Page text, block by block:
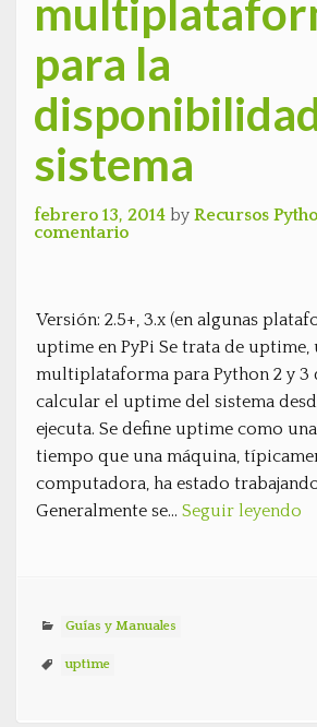
para la
sistema
febrero 13, 2014 by Recursos
comentario
Versión: 2.5+, 3.x (en algunas
uptime en PyPi Se trata de uptime,
multiplataforma para Python 2 y 3
calcular el uptime del sistema
ejecuta. Se define uptime como
tiempo que una máquina,
computadora, ha estado
Generalmente se… Seguir leyendo
Guías y Manuales
uptime